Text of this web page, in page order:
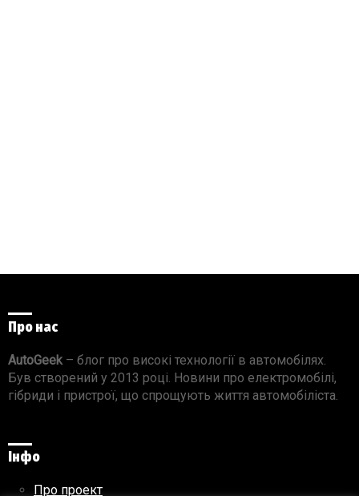
Про нас
AutoGeek – блог про високі технології в автомобілях.
Був створений у 2013 році. Новини про електромобілі,
гібриди і пристрої, що спрощують життя автомобіліста.
Інфо
Про проект